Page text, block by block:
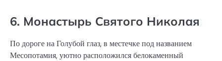
6. Монастырь Святого Николая
По дороге на Голубой глаз, в местечке под названием
Месопотамия, уютно расположился белокаменный